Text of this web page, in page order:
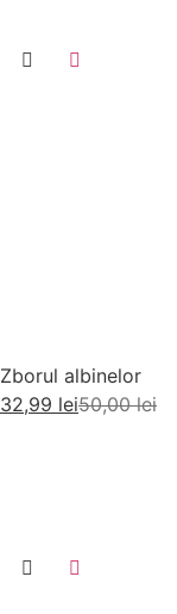
Zborul albinelor
50,00lei
32,99 lei